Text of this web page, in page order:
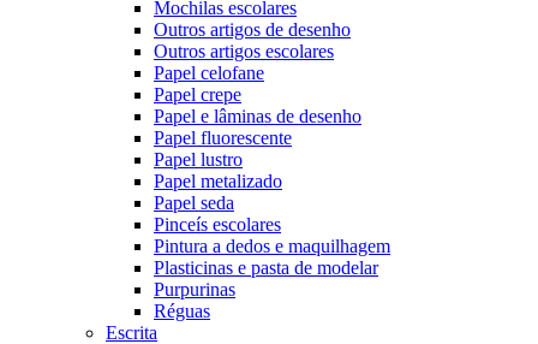
Mochilas escolares
Outros artigos de desenho
Outros artigos escolares
Papel celofane
Papel crepe
Papel e lâminas de desenho
Papel fluorescente
Papel lustro
Papel metalizado
Papel seda
Pinceís escolares
Pintura a dedos e maquilhagem
Plasticinas e pasta de modelar
Purpurinas
Réguas
Escrita